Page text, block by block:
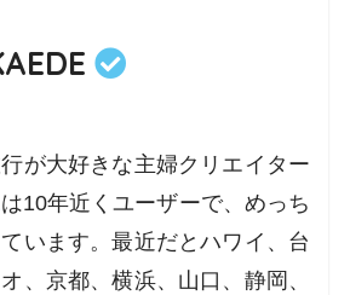
が大好きな主婦クリエイター
は10年近くユーザーで、めっち
います。最近だとハワイ、台
、京都、横浜、山口、静岡、